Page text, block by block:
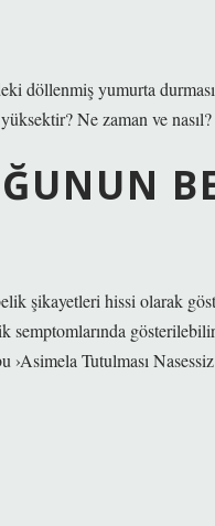
döllenmiş yumurta
Ne zaman ve nasıl?
şikayetleri hissi olarak
semptomlarında
›Asimela Tutulması